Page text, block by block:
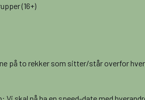
(16+)
på to rekker som sitter/står overfor